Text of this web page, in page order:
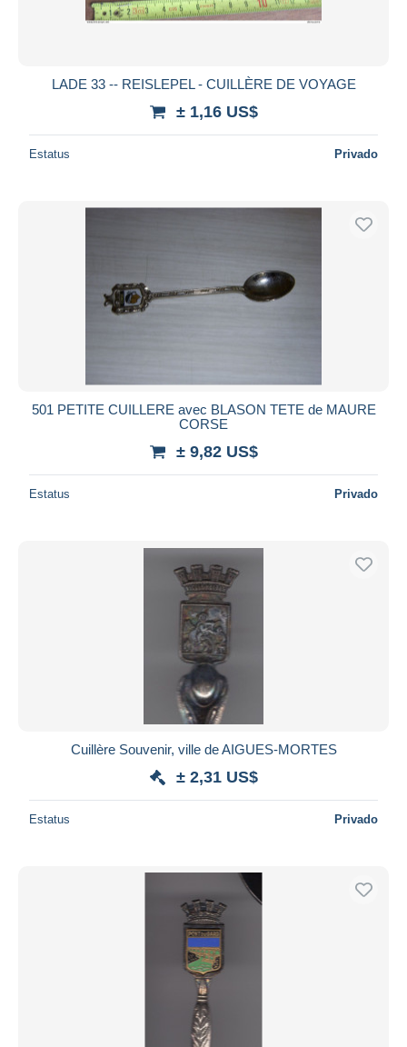
Visa
iDeal
Deseleccionar todo
LADE 33 -- REISLEPEL - CUILLÈRE DE VOYAGE
± 1,16 US$
Estatus Privado
501 PETITE CUILLERE avec BLASON TETE de MAURE
CORSE
± 9,82 US$
Estatus Privado
Cuillère Souvenir, ville de AIGUES-MORTES
± 2,31 US$
Estatus Privado